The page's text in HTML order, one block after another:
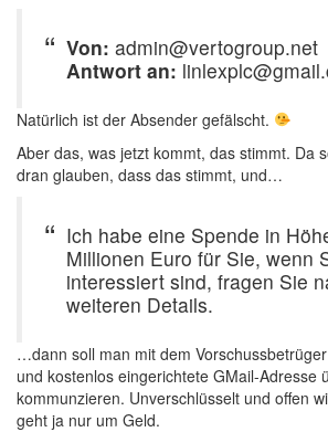
Von: admin@vertogroup.net
Antwort an:
Natürlich ist der Absender gefälscht.
Aber das, was jetzt kommt, das stimmt. Da
dran glauben, dass das stimmt, und…
Ich habe eine Spende in
Millionen Euro für Sie, wenn
interessiert sind, fragen Sie
weiteren Details.
…dann soll man mit dem
und kostenlos eingerichtete GMail-Adresse
kommunzieren. Unverschlüsselt und offen
geht ja nur um Geld.